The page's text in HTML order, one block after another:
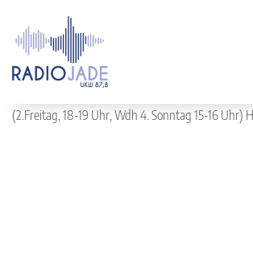
(2.Freitag, 18-19 Uhr, Wdh 4. Sonntag 15-16 Uhr)